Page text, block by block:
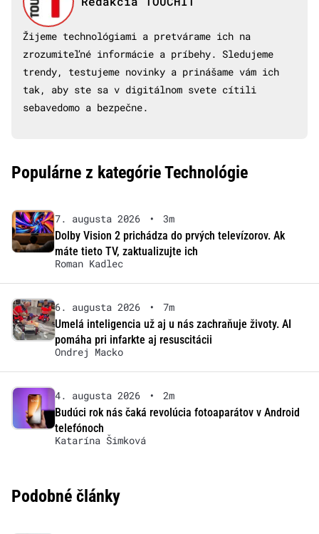
Žijeme technológiami a pretvárame ich na
zrozumiteľné informácie a príbehy. Sledujeme
trendy, testujeme novinky a prinášame vám ich
tak, aby ste sa v digitálnom svete cítili
sebavedomo a bezpečne.
Populárne z kategórie Technológie
7. augusta 2026 •
3m
Dolby Vision 2 prichádza do prvých televízorov. Ak
máte tieto TV, zaktualizujte ich
Roman Kadlec
6. augusta 2026 •
7m
Umelá inteligencia už aj u nás zachraňuje životy. AI
pomáha pri infarkte aj resuscitácii
Ondrej Macko
4. augusta 2026 •
2m
Budúci rok nás čaká revolúcia fotoaparátov v Android
telefónoch
Katarína Šimková
Podobné články